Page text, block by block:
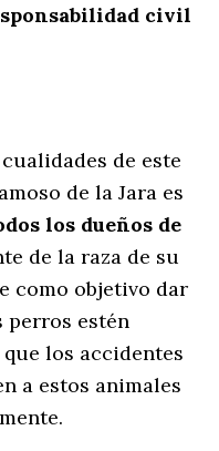
civil
de este
de la Jara es
los dueños de
de la raza de su
como objetivo dar
perros estén
los accidentes
a estos animales